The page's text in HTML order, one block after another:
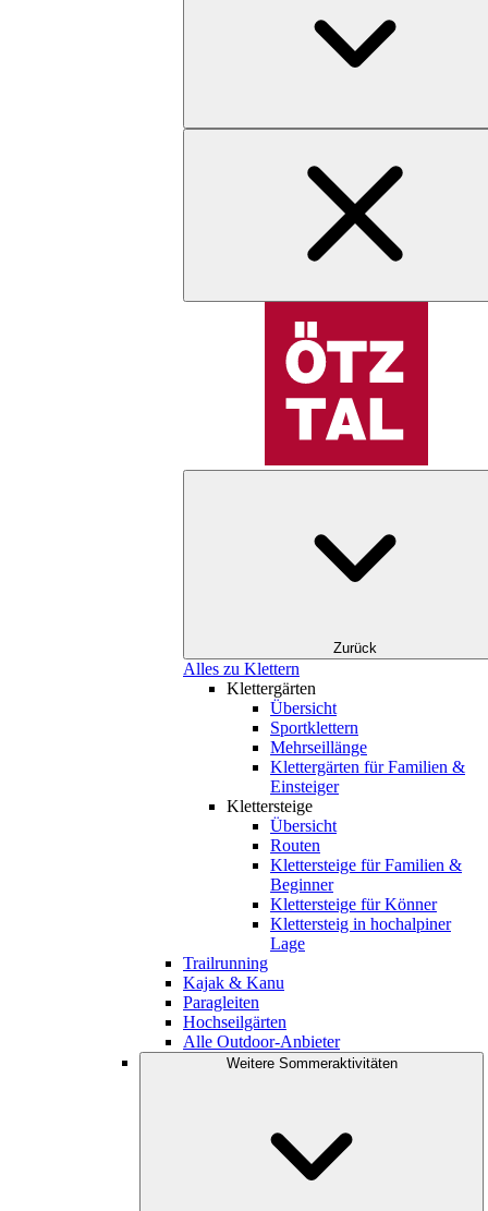
Zurück
Alles zu Klettern
Klettergärten
Übersicht
Sportklettern
Mehrseillänge
Klettergärten für Familien &
Einsteiger
Klettersteige
Übersicht
Routen
Klettersteige für Familien &
Beginner
Klettersteige für Könner
Klettersteig in hochalpiner
Lage
Trailrunning
Kajak & Kanu
Paragleiten
Hochseilgärten
Alle Outdoor-Anbieter
Weitere Sommeraktivitäten